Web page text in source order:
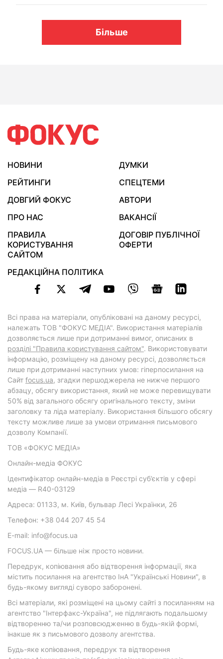
Більше
НОВИНИ
ДУМКИ
РЕЙТИНГИ
СПЕЦТЕМИ
ДОВГИЙ ФОКУС
АВТОРИ
ПРО НАС
ВАКАНСІЇ
ПРАВИЛА
КОРИСТУВАННЯ
САЙТОМ
ДОГОВІР ПУБЛІЧНОЇ
ОФЕРТИ
РЕДАКЦІЙНА ПОЛІТИКА
Всі права на матеріали, опубліковані на даному ресурсі,
належать ТОВ "ФОКУС МЕДІА". Використання матеріалів
дозволяється лише при дотриманні вимог, описаних в
розділі "Правила користування сайтом". Використовувати
інформацію, розміщену на даному ресурсі, дозволяється
лише при дотриманні наступних умов: гіперпосилання на
Cайт focus.ua, згадки першоджерела не нижче першого
абзацу, обсягу використання, який не може перевищувати
50% від загального обсягу оригінального тексту, зміни
заголовку та ліда матеріалу. Використання більшого обсягу
тексту можливе лише за умови отримання письмового
дозволу Компанії.
ТОВ «ФОКУС МЕДІА»
Онлайн-медіа ФОКУС
Ідентифікатор онлайн-медіа в Реєстрі суб’єктів у сфері
медіа — R40-03129
Адреса: 01133, м. Київ, бульвар Лесі Українки, 26
Телефон: +38 044 207 45 54
E-mail: info@focus.ua
FOCUS.UA — більше ніж просто новини.
Передрук, копіювання або відтворення інформації, яка
містить посилання на агентство ІнА "Українські Новини", в
будь-якому вигляді суворо заборонені.
Всі матеріали, які розміщені на цьому сайті з посиланням на
агентство "Інтерфакс-Україна", не підлягають подальшому
відтворенню та/чи розповсюдженню в будь-якій формі,
інакше як з письмового дозволу агентства.
Будь-яке копіювання, передрук та відтворення